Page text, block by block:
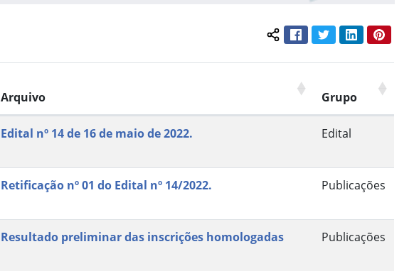
Compartilhar conteúdo:
FacebookTwitterLinkedIn
Arquivo Grupo
Edital nº 14 de 16 de maio de 2022. Edital
Retificação nº 01 do Edital nº 14/2022. Publicações
Resultado preliminar das inscrições homologadas Publicações